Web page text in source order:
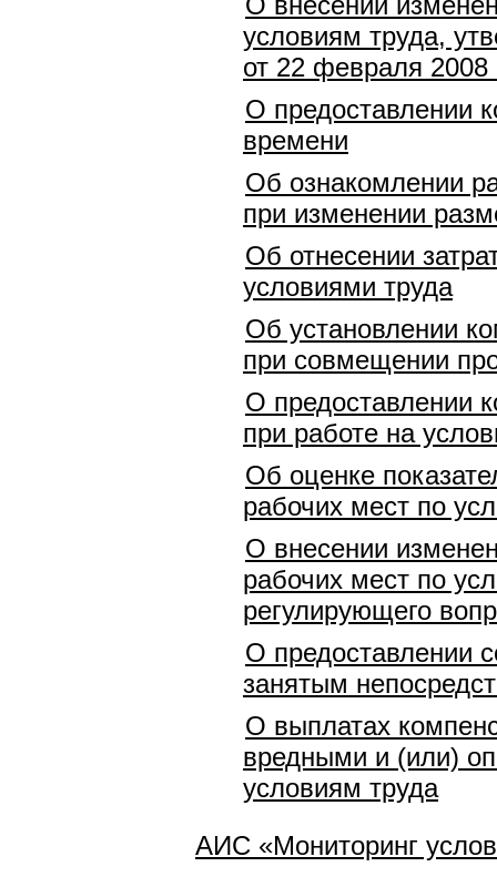
условиям труда,
от 22 февраля 2008
О предоставлении
времени
Об ознакомлении
при изменении
Об отнесении
условиями труда
Об установлении
при совмещении
О предоставлении
при работе на
Об оценке
рабочих мест по
О внесении
рабочих мест по
регулирующего
О предоставлении
занятым
О выплатах
вредными и (или)
условиям труда
АИС «Мониторинг